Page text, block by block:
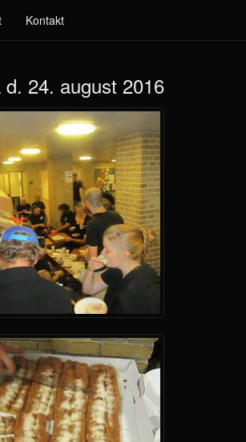
Kontakt
24. august 2016